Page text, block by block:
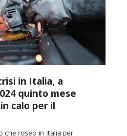
in Italia, a
quinto mese
calo per il
che roseo in Italia per